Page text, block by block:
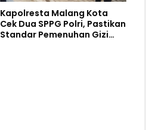
Kapolresta Malang Kota
Cek Dua SPPG Polri, Pastikan
Standar Pemenuhan Gizi